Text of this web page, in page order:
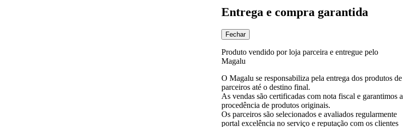
Entrega e compra garantida
Fechar
Produto vendido por loja parceira e entregue pelo
Magalu
O Magalu se responsabiliza pela entrega dos produtos de
parceiros até o destino final.
As vendas são certificadas com nota fiscal e garantimos a
procedência de produtos originais.
Os parceiros são selecionados e avaliados regularmente
portal excelência no serviço e reputação com os clientes